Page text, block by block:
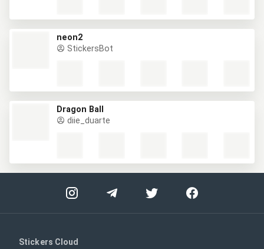
neon2
StickersBot
Dragon Ball
diie_duarte
Stickers Cloud